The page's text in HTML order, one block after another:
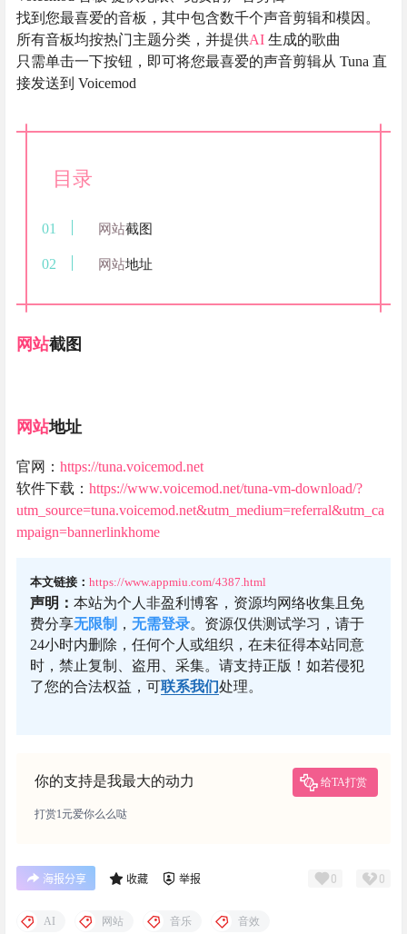
找到您最喜爱的音板，其中包含数千个声音剪辑和模因。
所有音板均按热门主题分类，并提供AI 生成的歌曲
只需单击一下按钮，即可将您最喜爱的声音剪辑从 Tuna 直
接发送到 Voicemod
目录
网站截图
网站地址
网站截图
网站地址
官网： https://tuna.voicemod.net
软件下载： https://www.voicemod.net/tuna-vm-download/?
utm_source=tuna.voicemod.net&utm_medium=referral&utm_ca
mpaign=bannerlinkhome
本文链接： https://www.appmiu.com/4387.html
声明： 本站为个人非盈利博客，资源均网络收集且免
费分享无限制 ， 无需登录。资源仅供测试学习，请于
24小时内删除，任何个人或组织，在未征得本站同意
时，禁止复制、盗用、采集。请支持正版！如若侵犯
了您的合法权益，可联系我们处理。
你的支持是我最大的动力 给TA打赏
打赏1元爱你么么哒
海报分享 收藏 举报 0 0
AI 网站 音乐 音效